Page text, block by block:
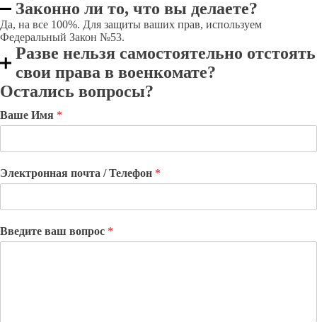
Законно ли то, что вы делаете?
Да, на все 100%. Для защиты ваших прав, используем
Федеральный Закон №53.
Разве нельзя самостоятельно отстоять
свои права в военкомате?
Остались вопросы?
Ваше Имя *
Электронная почта / Телефон *
Введите ваш вопрос *